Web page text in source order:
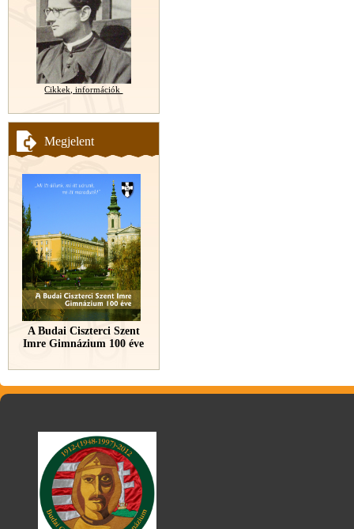
Cikkek, információk
Megjelent
A Budai Ciszterci Szent
Imre Gimnázium 100 éve